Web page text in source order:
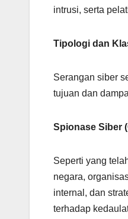
intrusi, serta
Tipologi dan
Serangan siber
tujuan dan
Spionase Siber
Seperti yang
negara,
internal, dan
terhadap